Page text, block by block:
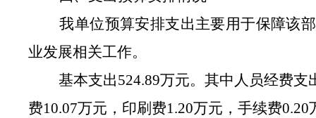
我单位预算安排支出主要用于保障该
业发展相关工作。
基本支出524.89万元。 其中人员经费支
费10.07万元，印刷费1.20万元，手续费0.20